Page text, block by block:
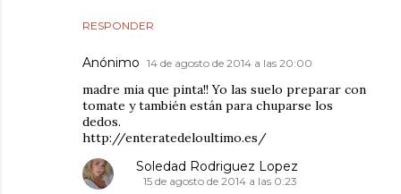
RESPONDER
Anónimo 14 de agosto de 2014 a las 20:00
madre mia que pinta!! Yo las suelo preparar con
tomate y también están para chuparse los
dedos.
http://enteratedeloultimo.es/
Soledad Rodriguez Lopez
15 de agosto de 2014 a las 0:23